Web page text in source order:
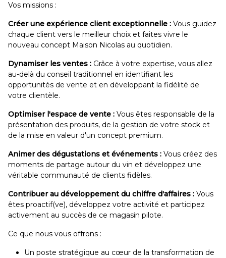
Vos missions :
Créer une expérience client exceptionnelle : Vous guidez
chaque client vers le meilleur choix et faites vivre le
nouveau concept Maison Nicolas au quotidien.
Dynamiser les ventes : Grâce à votre expertise, vous allez
au-delà du conseil traditionnel en identifiant les
opportunités de vente et en développant la fidélité de
votre clientèle.
Optimiser l'espace de vente : Vous êtes responsable de la
présentation des produits, de la gestion de votre stock et
de la mise en valeur d'un concept premium.
Animer des dégustations et événements : Vous créez des
moments de partage autour du vin et développez une
véritable communauté de clients fidèles.
Contribuer au développement du chiffre d'affaires : Vous
êtes proactif(ve), développez votre activité et participez
activement au succès de ce magasin pilote.
Ce que nous vous offrons :
Un poste stratégique au cœur de la transformation de